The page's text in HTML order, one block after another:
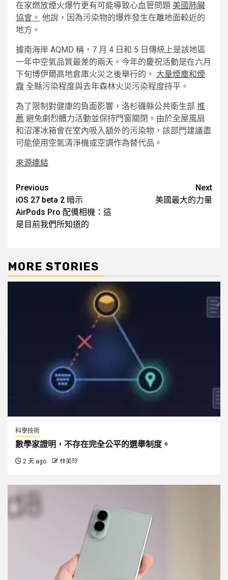
在家燃放煙火爆竹更有可能導致心血管問題 美國肺臟
協會。 他說，因為污染物的爆炸發生在離地面較近的
地方。
據南海岸 AQMD 稱，7 月 4 日和 5 日傳統上是該地區
一年中空氣品質最差的兩天。今年的慶祝活動是在六月
下旬博伊爾高地倉庫火災之後舉行的。 大量煙塵和煙
霧 全縣污染程度與去年森林火災污染程度持平。
為了限制對健康的負面影響，洛杉磯縣公共衛生部 推
薦 避免劇烈體力活動並保持門窗關閉。由於全屋風扇
和沼澤冰箱會在室內吸入額外的污染物，該部門建議盡
可能使用空氣清淨機或空調作為替代品。
來源連結
Post
navigation
Previous
iOS 27 beta 2 暗示
AirPods Pro 配備相機：這
是目前我們所知道的
Next
美國最大的力量
MORE STORIES
科學技術
數學家證明，不存在完全公平的選舉制度。
2 天 ago 林美玲